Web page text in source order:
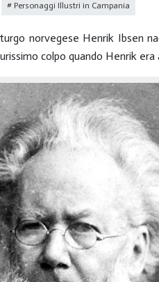
Personaggi Illustri in Campania
norvegese Henrik Ibsen
colpo quando Henrik